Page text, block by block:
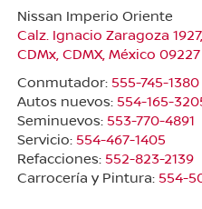
Nissan Imperio Oriente
Calz. Ignacio Zaragoza
CDMx, CDMX, México 09227
Conmutador: 555-745-1380
Autos nuevos: 554-165-
Seminuevos: 553-770-4891
Servicio: 554-467-1405
Refacciones: 552-823-2139
Carrocería y Pintura: 554-